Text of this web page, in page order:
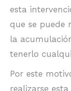
esta
que se puede
la
tenerlo
Por este
realizarse